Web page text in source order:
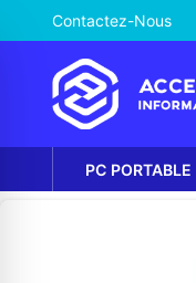
Contactez-Nous
PC PORTABLE